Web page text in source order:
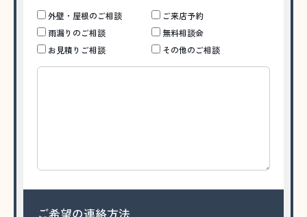
外壁・屋根のご相談
ご来店予約
雨漏りのご相談
無料相談会
お見積りご相談
その他のご相談
ご希望の連絡方法